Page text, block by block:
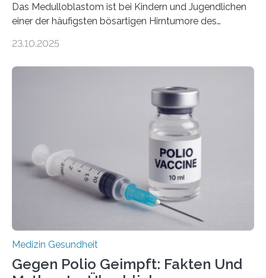
Das Medulloblastom ist bei Kindern und Jugendlichen
einer der häufigsten bösartigen Hirntumore des
Betroffenen können mit heutigen Methoden geheilt
Dringend benötigt werden zielgerichtete Therapien, die
nur Tumorschwachstellen angreifen und normales
Gewebe verschonen. Forschende um Daniel Merk vom
Hertie-Institut für klinische Hirnforschung am
Universitätsklinikum Tübingen haben eine solche
Schwachstelle im Erbgut einer Untergruppe des
Medulloblastoms gefunden. Die Wilhelm Sander-
Stiftung unterstützte das Projekt…
23.10.2025
Medizin Gesundheit
Gegen Polio Geimpft: Fakten Und